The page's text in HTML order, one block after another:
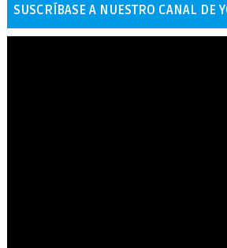
SUSCRÍBASE A NUESTRO CANAL DE